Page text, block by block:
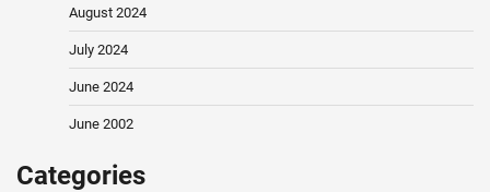
August 2024
July 2024
June 2024
June 2002
Categories